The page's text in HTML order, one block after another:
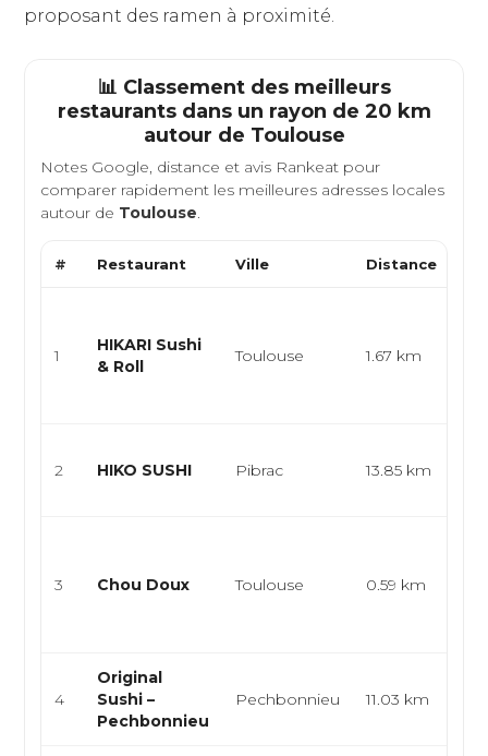
proposant des ramen à proximité.
📊 Classement des meilleurs
restaurants dans un rayon de 20 km
autour de Toulouse
Notes Google, distance et avis Rankeat pour
comparer rapidement les meilleures adresses locales
autour de Toulouse.
# Restaurant Ville Distance
1
HIKARI Sushi
& Roll
Toulouse 1.67 km
2 HIKO SUSHI Pibrac 13.85 km
3 Chou Doux Toulouse 0.59 km
4
Original
Sushi –
Pechbonnieu
Pechbonnieu 11.03 km